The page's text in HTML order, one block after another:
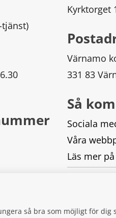
så bra som möjligt för
tjänst)
Kyrktorget
Värnamo
331 83
Så
Sociala
Våra
Läs mer